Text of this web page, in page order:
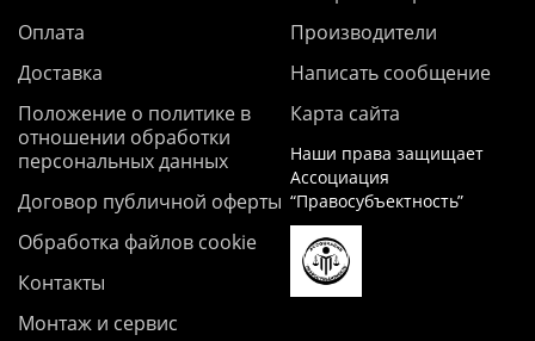
Оплата
Доставка
Положение о политике в
отношении обработки
персональных данных
Договор публичной оферты
Обработка файлов cookie
Контакты
Монтаж и сервис
Производители
Написать сообщение
Карта сайта
Наши права защищает
Ассоциация
“Правосубъектность”